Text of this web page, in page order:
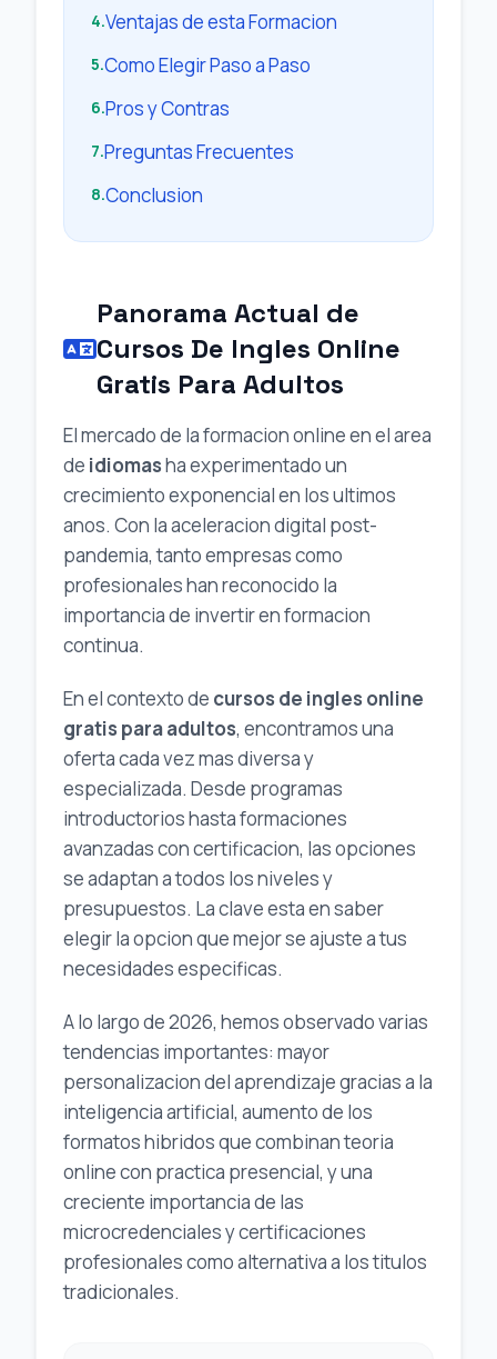
4.Ventajas de esta Formacion
5.Como Elegir Paso a Paso
6.Pros y Contras
7.Preguntas Frecuentes
8.Conclusion
Panorama Actual de
Cursos De Ingles Online
Gratis Para Adultos
El mercado de la formacion online en el area
de idiomasha experimentado un
crecimiento exponencial en los ultimos
anos. Con la aceleracion digital post-
pandemia, tanto empresas como
profesionales han reconocido la
importancia de invertir en formacion
continua.
En el contexto de cursos de ingles online
gratis para adultos, encontramos una
oferta cada vez mas diversa y
especializada. Desde programas
introductorios hasta formaciones
avanzadas con certificacion, las opciones
se adaptan a todos los niveles y
presupuestos. La clave esta en saber
elegir la opcion que mejor se ajuste a tus
necesidades especificas.
A lo largo de 2026, hemos observado varias
tendencias importantes: mayor
personalizacion del aprendizaje gracias a la
inteligencia artificial, aumento de los
formatos hibridos que combinan teoria
online con practica presencial, y una
creciente importancia de las
microcredenciales y certificaciones
profesionales como alternativa a los titulos
tradicionales.